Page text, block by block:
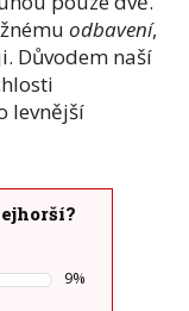
odbavení,
Důvodem naší
levnější
9%